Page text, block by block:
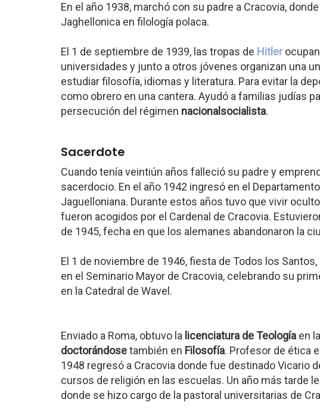
En el año 1938, marchó con su padre a Cracovia,
Jaghellonica en filología polaca.
El 1 de septiembre de 1939, las tropas de Hitler
universidades y junto a otros jóvenes organizan una
estudiar filosofía, idiomas y literatura. Para evitar la
como obrero en una cantera. Ayudó a familias judías
persecución del régimen nacionalsocialista.
Sacerdote
Cuando tenía veintiún años falleció su padre y
sacerdocio. En el año 1942 ingresó en el
Jaguelloniana. Durante estos años tuvo que vivir
fueron acogidos por el Cardenal de Cracovia.
de 1945, fecha en que los alemanes abandonaron la
El 1 de noviembre de 1946, fiesta de Todos los
en el Seminario Mayor de Cracovia, celebrando su
en la Catedral de Wavel.
Enviado a Roma, obtuvo la licenciatura de Teología en
doctorándosetambién en Filosofía. Profesor de ética
1948 regresó a Cracovia donde fue destinado Vicario
cursos de religión en las escuelas. Un año más tarde
donde se hizo cargo de la pastoral universitarias de